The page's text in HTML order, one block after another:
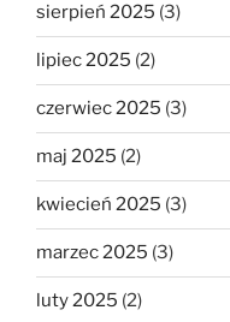
sierpień 2025 (3)
lipiec 2025 (2)
czerwiec 2025 (3)
maj 2025 (2)
kwiecień 2025 (3)
marzec 2025 (3)
luty 2025 (2)